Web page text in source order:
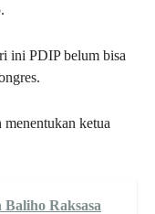
ini PDIP belum bisa
ketua
Raksasa